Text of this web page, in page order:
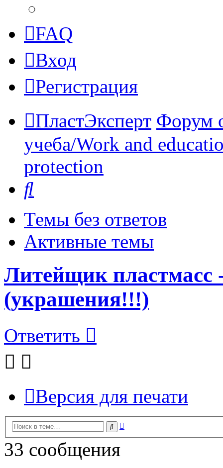
FAQ
Вход
Регистрация
ПластЭксперт Форум
учеба/Work and
protection
Темы без ответов
Активные темы
Литейщик пластмасс
(украшения!!!)
Ответить
Версия для печати
Поиск
33 сообщения